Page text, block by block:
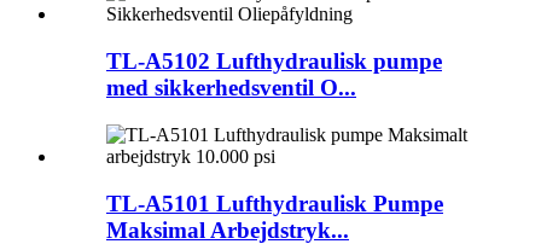
TL-A5102 Lufthydraulisk pumpe
med sikkerhedsventil O...
TL-A5101 Lufthydraulisk Pumpe
Maksimal Arbejdstryk...